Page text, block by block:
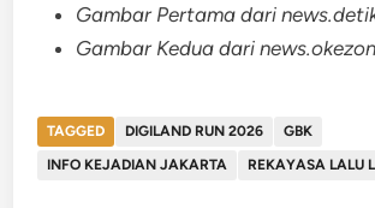
Gambar Pertama dari
Gambar Kedua dari
TAGGED DIGILAND RUN 2026
GBK
INFO KEJADIAN JAKARTA
REKAYASA LALU